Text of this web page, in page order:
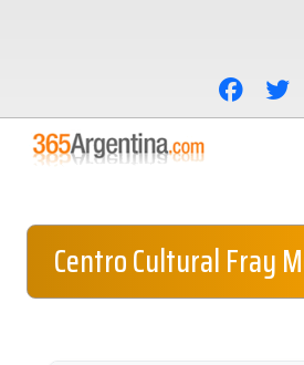
Centro Cultural Fray